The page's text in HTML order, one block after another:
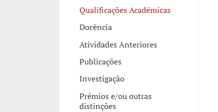
Qualificações Académicas
Docência
Atividades Anteriores
Publicações
Investigação
Prémios e/ou outras
distinções